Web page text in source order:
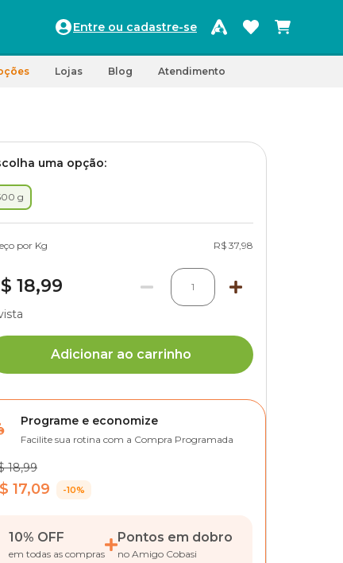
Entre ou cadastre-se
Lojas Blog Atendimento
uma opção:
g
por Kg R$ 37,98
18,99 1
Adicionar ao carrinho
Programe e economize
Facilite sua rotina com a Compra Programada
18,99
17,09 -10%
10% OFF
em todas as compras
Pontos em dobro
no Amigo Cobasi